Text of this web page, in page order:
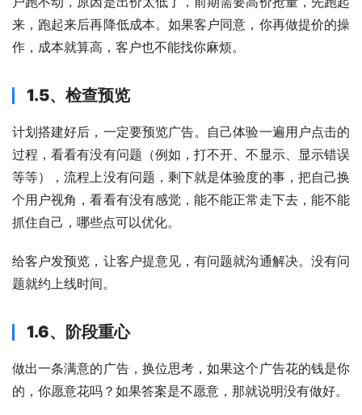
来，跑起来后再降低成本。如果客户同意，你再做提价的操
作，成本就算高，客户也不能找你麻烦。
1.5、检查预览
计划搭建好后，一定要预览广告。自己体验一遍用户点击的
过程，看看有没有问题（例如，打不开、不显示、显示错误
等等），流程上没有问题，剩下就是体验度的事，把自己换
个用户视角，看看有没有感觉，能不能正常走下去，能不能
抓住自己，哪些点可以优化。
给客户发预览，让客户提意见，有问题就沟通解决。没有问
题就约上线时间。
1.6、阶段重心
做出一条满意的广告，换位思考，如果这个广告花的钱是你
的，你愿意花吗？如果答案是不愿意，那就说明没有做好。